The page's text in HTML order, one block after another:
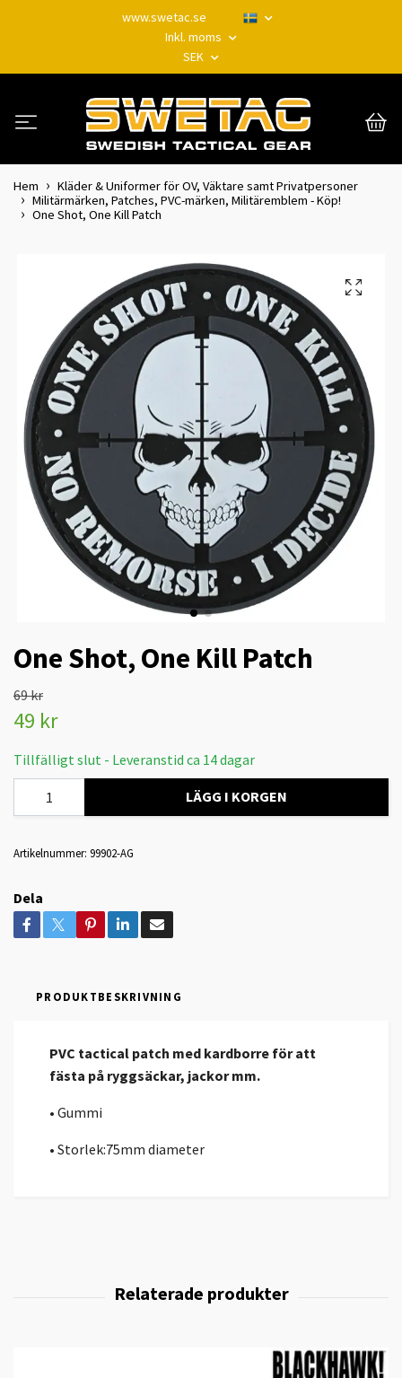
www.swetac.se
Inkl. moms
SEK
Hem
Kläder & Uniformer för OV, Väktare samt Privatpersoner
Militärmärken, Patches, PVC-märken, Militäremblem - Köp!
One Shot, One Kill Patch
One Shot, One Kill Patch
69 kr
49 kr
Tillfälligt slut - Leveranstid ca 14 dagar
LÄGG I KORGEN
Artikelnummer: 99902-AG
Dela
PRODUKTBESKRIVNING
PVC tactical patch med kardborre för att
fästa på ryggsäckar, jackor mm.
• Gummi
• Storlek:75mm diameter